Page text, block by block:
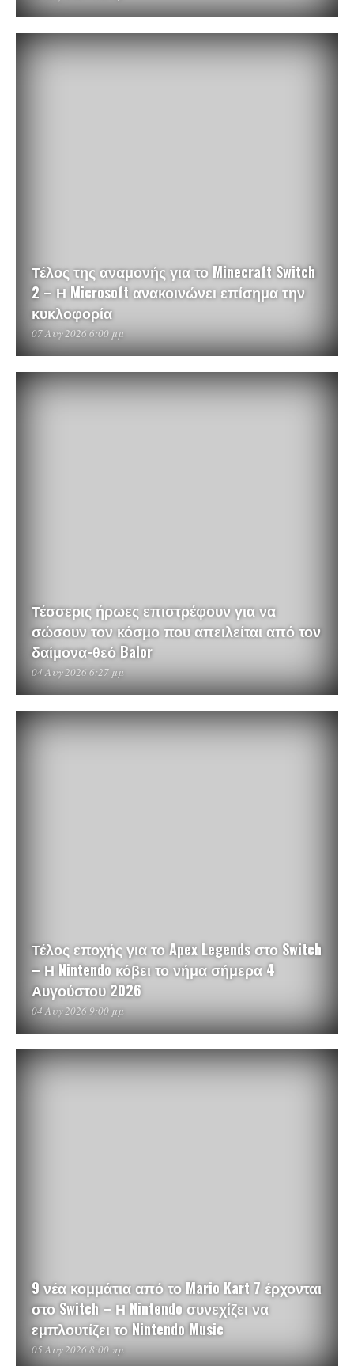
Τέλος της αναμονής για το Minecraft Switch
2 – Η Microsoft ανακοινώνει επίσημα την
κυκλοφορία
07 Αυγ 2026 6:00 μμ
Τέσσερις ήρωες επιστρέφουν για να
σώσουν τον κόσμο που απειλείται από τον
δαίμονα-θεό Balor
04 Αυγ 2026 6:27 μμ
Τέλος εποχής για το Apex Legends στο Switch
– Η Nintendo κόβει το νήμα σήμερα 4
Αυγούστου 2026
04 Αυγ 2026 9:00 μμ
9 νέα κομμάτια από το Mario Kart 7 έρχονται
στο Switch – Η Nintendo συνεχίζει να
εμπλουτίζει το Nintendo Music
05 Αυγ 2026 8:00 πμ